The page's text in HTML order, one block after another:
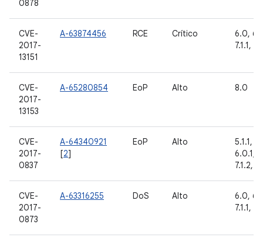
0878
CVE-
2017-
13151
A-63874456 RCE Crítico
6.0,
7.1.1,
CVE-
2017-
13153
A-65280854 EoP Alto 8.0
CVE-
2017-
0837
A-64340921
[2]
EoP Alto
5.1.1,
6.0.1,
7.1.2,
CVE-
2017-
0873
A-63316255 DoS Alto
6.0,
7.1.1,